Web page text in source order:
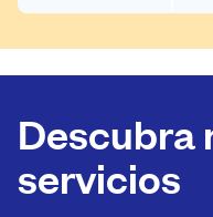
Descubra
servicios